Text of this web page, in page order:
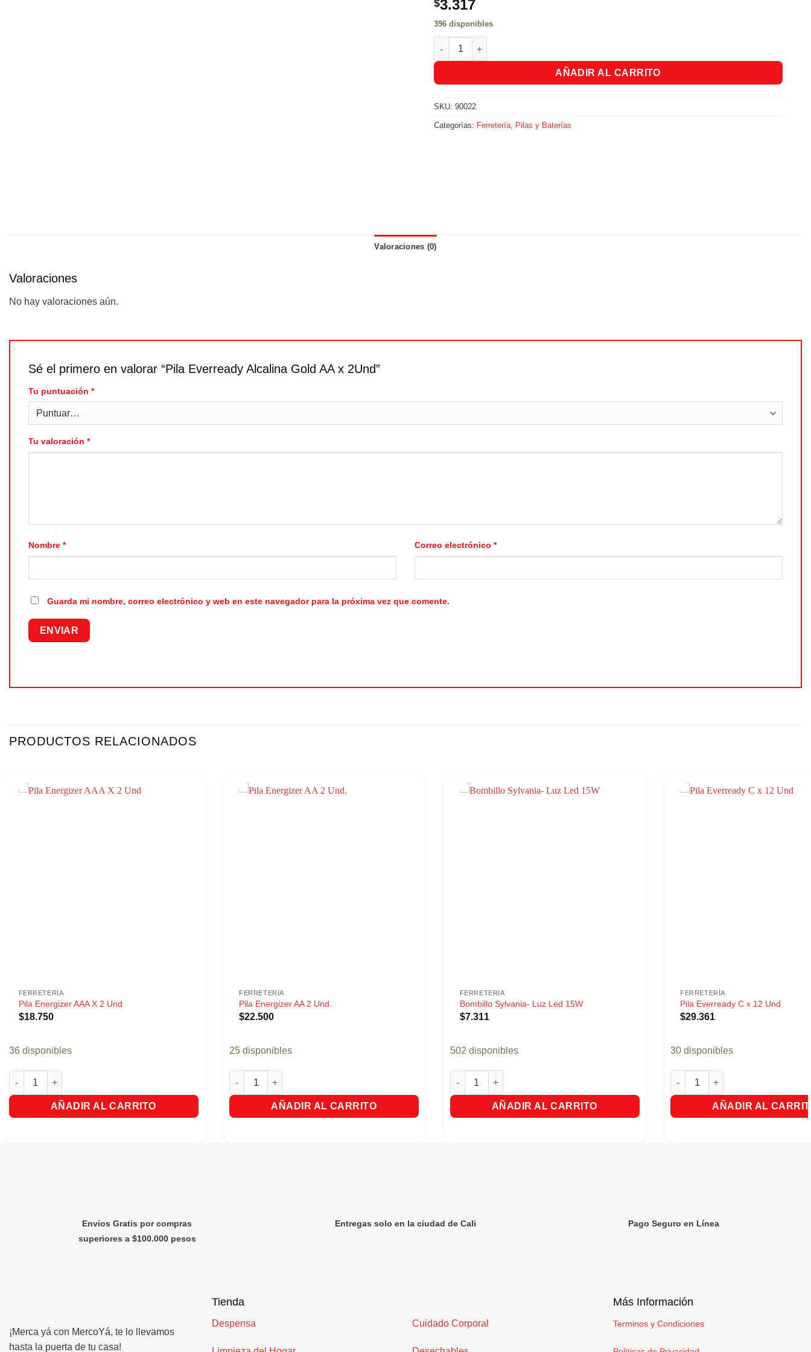
$3.317
396 disponibles
Pila Everready Alcalina Gold AA x 2Und cantidad
AÑADIR AL CARRITO
SKU:90022
Categorías: Ferretería Pilas y Baterías
Valoraciones (0)
Valoraciones
No hay valoraciones aún.
Sé el primero en valorar “Pila Everready Alcalina Gold AA x 2Und”
Tu puntuación *
Tu valoración *
Nombre * Correo electrónico *
Guarda mi nombre, correo electrónico y web en este navegador para la próxima vez que comente.
PRODUCTOS RELACIONADOS
FERRETERÍA
Pila Energizer AAA X 2 Und
$18.750
36 disponibles
Pila Energizer AAA X 2 Und cantidad
AÑADIR AL CARRITO
FERRETERÍA
Pila Energizer AA 2 Und.
$22.500
25 disponibles
Pila Energizer AA 2 Und. cantidad
AÑADIR AL CARRITO
FERRETERÍA
Bombillo Sylvania- Luz Led 15W
$7.311
502 disponibles
Bombillo Sylvania- Luz Led 15W cantidad
AÑADIR AL CARRITO
FERRETERÍA
Pila Everready C x 12 Und
$29.361
30 disponibles
Pila Everready C x 12 Und
AÑADIR AL
Envios Gratis por compras
superiores a $100.000 pesos
Entregas solo en la ciudad de Cali Pago Seguro en Línea
¡Merca yá con MercoYá, te lo llevamos
hasta la puerta de tu casa!
Tienda
Despensa Cuidado Corporal
Más Información
Terminos y Condiciones